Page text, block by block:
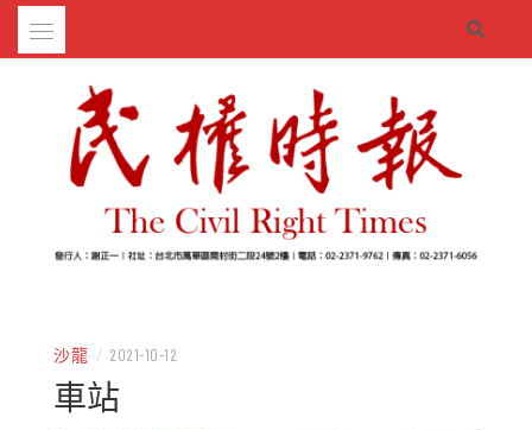
Skip
沙龍 / 2021-10-12
車站